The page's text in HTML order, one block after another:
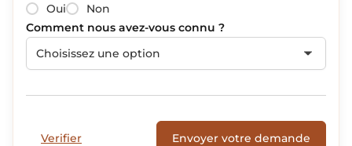
Oui
Non
Comment nous avez-vous connu ?
Choisissez une option
Verifier Envoyer votre demande